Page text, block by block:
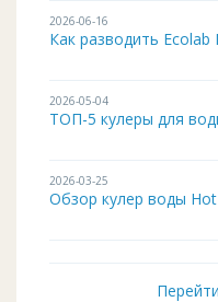
2026-06-16
Как разводить Ecolab
2026-05-04
ТОП-5 кулеры для
2026-03-25
Обзор кулер воды